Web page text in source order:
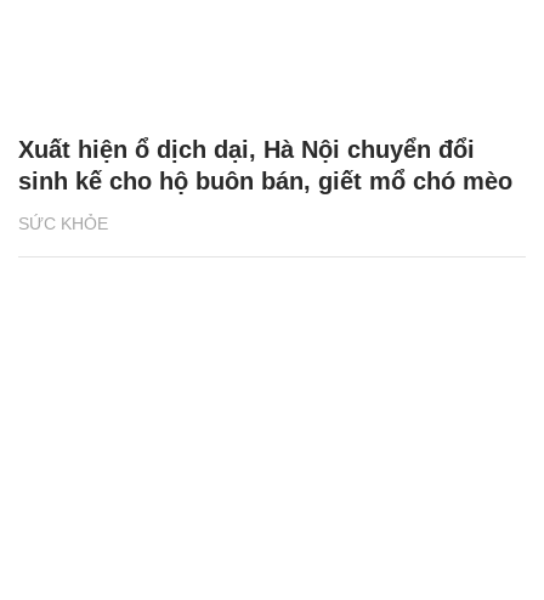
SỨC KHỎE
Xuất hiện ổ dịch dại, Hà Nội chuyển đổi
sinh kế cho hộ buôn bán, giết mổ chó mèo